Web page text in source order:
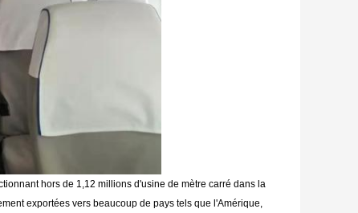
hors de 1,12 millions d'usine de mètre carré dans la
exportées vers beaucoup de pays tels que l'Amérique,